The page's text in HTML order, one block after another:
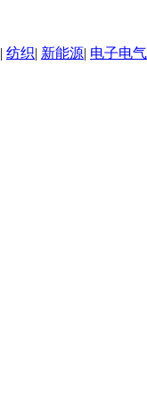
| 纺织| 新能源| 电子电气